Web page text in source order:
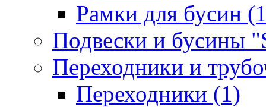
Рамки для бусин
Подвески и бусины
Переходники и
Переходники (1)